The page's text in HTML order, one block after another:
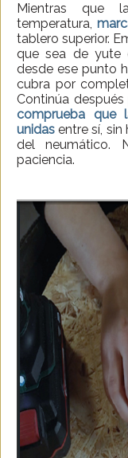
Mientras que
temperatura,
tablero superior.
que sea de yute
desde ese punto
cubra por
Continúa
comprueba que
unidas entre sí,
del neumático.
paciencia.